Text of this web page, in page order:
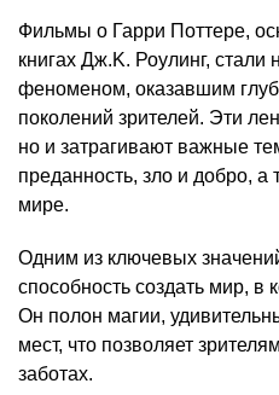
Фильмы о Гарри Поттере,
книгах Дж.K. Роулинг,
феноменом, оказавшим
поколений зрителей. Эти
но и затрагивают важные
преданность, зло и добро, а
мире.
Одним из ключевых
способность создать мир, в
Он полон магии,
мест, что позволяет
заботах.